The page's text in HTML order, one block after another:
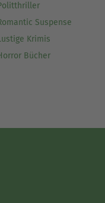
Suspense
Krimis
Bücher